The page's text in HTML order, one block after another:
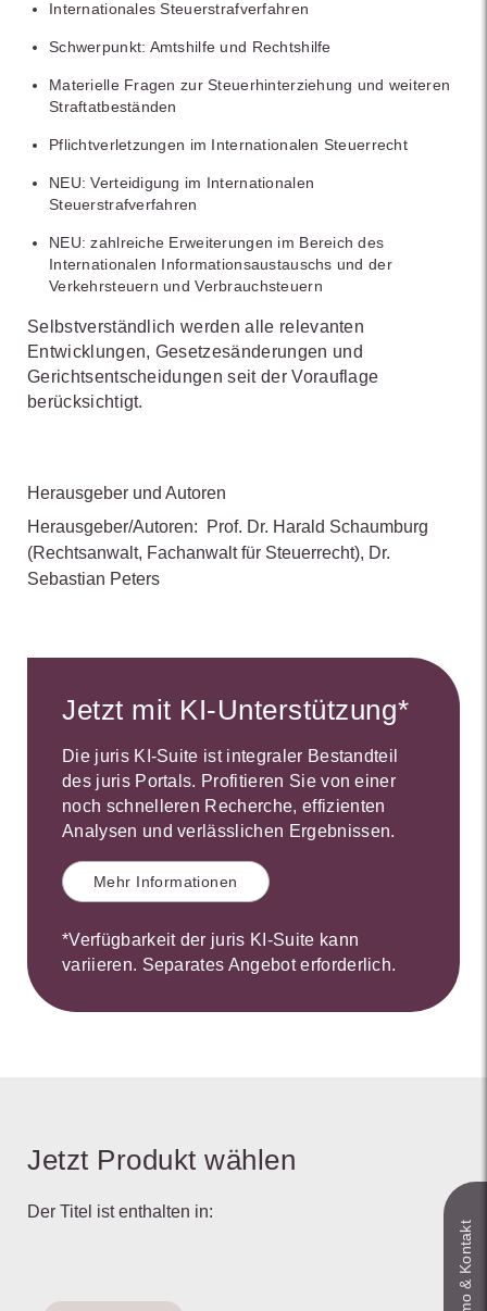
Internationales Steuerstrafverfahren
Schwerpunkt: Amtshilfe und Rechtshilfe
Materielle Fragen zur Steuerhinterziehung und weiteren
Straftatbeständen
Pflichtverletzungen im Internationalen Steuerrecht
NEU: Verteidigung im Internationalen
Steuerstrafverfahren
NEU: zahlreiche Erweiterungen im Bereich des
Internationalen Informationsaustauschs und der
Verkehrsteuern und Verbrauchsteuern
Selbstverständlich werden alle relevanten
Entwicklungen, Gesetzesänderungen und
Gerichtsentscheidungen seit der Vorauflage
berücksichtigt.
Herausgeber und Autoren
Herausgeber/Autoren:
Prof. Dr. Harald Schaumburg
(Rechtsanwalt, Fachanwalt für Steuerrecht), Dr.
Sebastian Peters
Jetzt mit KI-Unterstützung*
Die juris KI-Suite ist integraler Bestandteil
des juris Portals. Profitieren Sie von einer
noch schnelleren Recherche, effizienten
Analysen und verlässlichen Ergebnissen.
Mehr Informationen
*Verfügbarkeit der juris KI-Suite kann
variieren. Separates Angebot erforderlich.
Jetzt Produkt wählen
Der Titel ist enthalten in: